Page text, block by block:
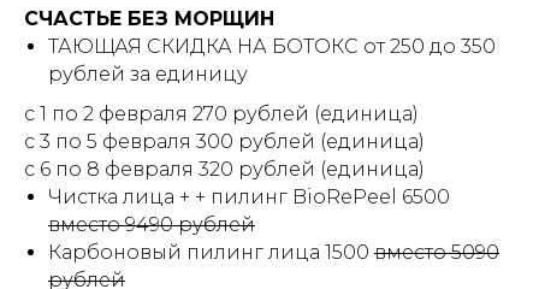
СЧАСТЬЕ БЕЗ МОРЩИН
ТАЮЩАЯ СКИДКА НА БОТОКС от 250 до 350
рублей за единицу
с 1 по 2 февраля 270 рублей (единица)
с 3 по 5 февраля 300 рублей (единица)
с 6 по 8 февраля 320 рублей (единица)
Чистка лица + + пилинг BioRePeel 6500
вместо 9490 рублей
Карбоновый пилинг лица 1500 вместо 5090
рублей